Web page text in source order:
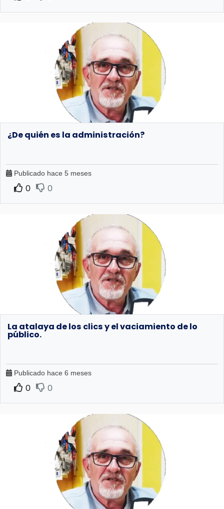
¿De quién es la administración?
Publicado hace 5 meses
0 0
La atalaya de los clics y el vaciamiento de lo
público.
Publicado hace 6 meses
0 0